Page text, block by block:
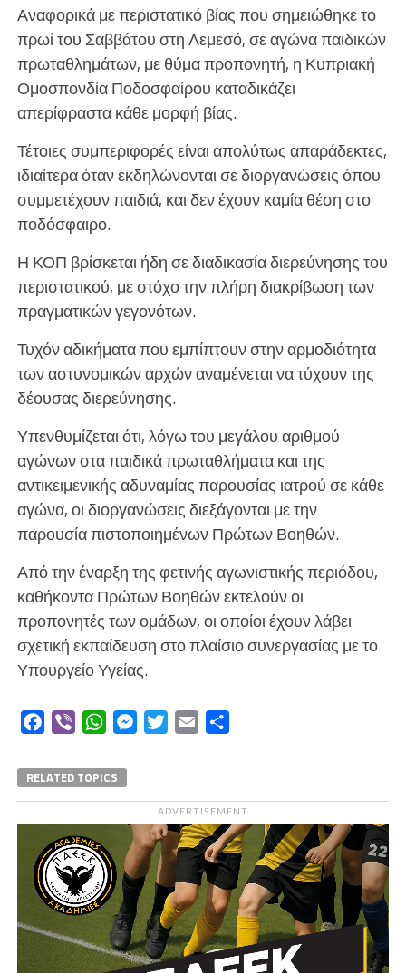
Αναφορικά με περιστατικό βίας που σημειώθηκε το
πρωί του Σαββάτου στη Λεμεσό, σε αγώνα παιδικών
πρωταθλημάτων, με θύμα προπονητή, η Κυπριακή
Ομοσπονδία Ποδοσφαίρου καταδικάζει
απερίφραστα κάθε μορφή βίας.
Τέτοιες συμπεριφορές είναι απολύτως απαράδεκτες,
ιδιαίτερα όταν εκδηλώνονται σε διοργανώσεις όπου
συμμετέχουν παιδιά, και δεν έχουν καμία θέση στο
ποδόσφαιρο.
Η ΚΟΠ βρίσκεται ήδη σε διαδικασία διερεύνησης του
περιστατικού, με στόχο την πλήρη διακρίβωση των
πραγματικών γεγονότων.
Τυχόν αδικήματα που εμπίπτουν στην αρμοδιότητα
των αστυνομικών αρχών αναμένεται να τύχουν της
δέουσας διερεύνησης.
Υπενθυμίζεται ότι, λόγω του μεγάλου αριθμού
αγώνων στα παιδικά πρωταθλήματα και της
αντικειμενικής αδυναμίας παρουσίας ιατρού σε κάθε
αγώνα, οι διοργανώσεις διεξάγονται με την
παρουσία πιστοποιημένων Πρώτων Βοηθών.
Από την έναρξη της φετινής αγωνιστικής περιόδου,
καθήκοντα Πρώτων Βοηθών εκτελούν οι
προπονητές των ομάδων, οι οποίοι έχουν λάβει
σχετική εκπαίδευση στο πλαίσιο συνεργασίας με το
Υπουργείο Υγείας.
Facebook
Viber WhatsAppMessengerTwitterEmail
RELATED TOPICS
ADVERTISEMENT